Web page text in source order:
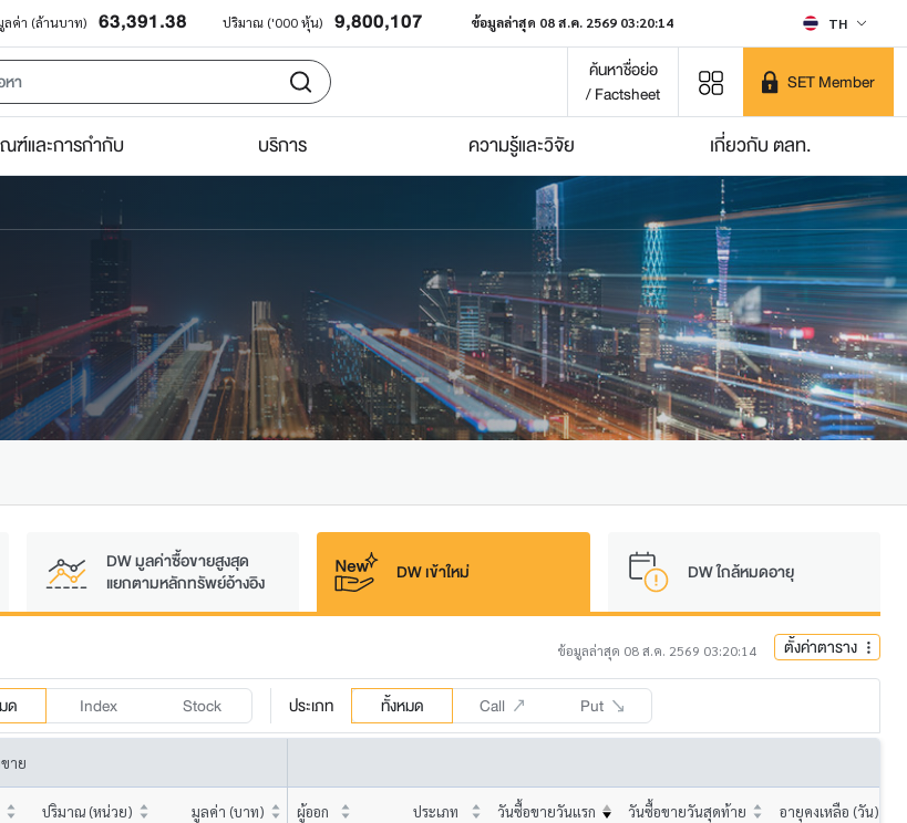
ลค่า (ล้านบาท) 63,391.38 ปริมาณ ('000 หุ้น) 9,800,107 ข้อมูลล่าสุด 08 ส.ค. 2569 03:20:14 TH
ค้นหาชื่อย่อ
/ Factsheet
SET Member
ฑ์และการกำกับ บริการ ความรู้และวิจัย เกี่ยวกับ ตลท.
DW มูลค่าซื้อขายสูงสุด
แยกตามหลักทรัพย์อ้างอิง
DW เข้าใหม่ DW ใกล้หมดอายุ
ข้อมูลล่าสุด 08 ส.ค. 2569 03:20:14 ตั้งค่าตาราง
ด Index Stock ประเภท ทั้งหมด Call Put
าย
ปริมาณ (หน่วย) มูลค่า (บาท) ผู้ออก ประเภท วันซื้อขายวันแรก วันซื้อขายวันสุดท้าย อายุคงเหลือ (วัน)